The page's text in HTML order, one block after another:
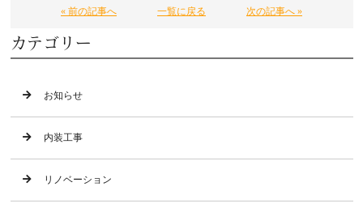
« 前の記事へ 一覧に戻る 次の記事へ »
カテゴリー
お知らせ
内装工事
リノベーション